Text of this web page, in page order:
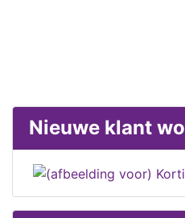
Nieuwe klant